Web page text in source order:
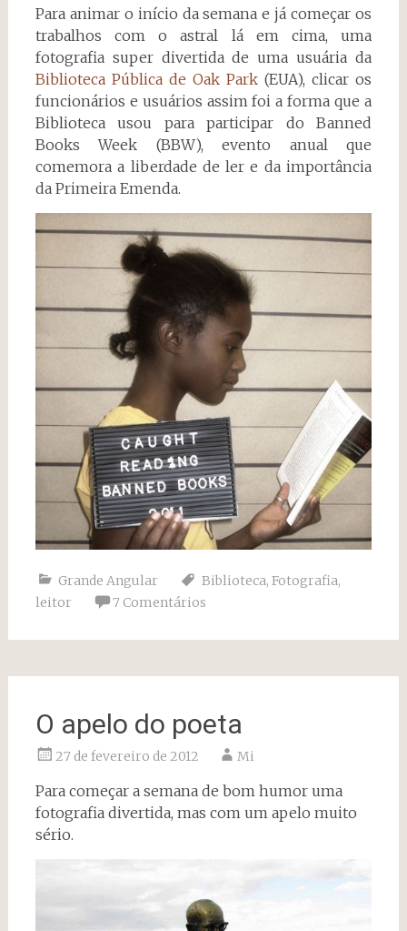
Para animar o início da semana e já começar os
trabalhos com o astral lá em cima, uma
fotografia super divertida de uma usuária da
Biblioteca Pública de Oak Park (EUA), clicar os
funcionários e usuários assim foi a forma que a
Biblioteca usou para participar do Banned
Books Week (BBW), evento anual que
comemora a liberdade de ler e da importância
da Primeira Emenda.
Grande Angular Biblioteca, Fotografia,
leitor
7 Comentários
O apelo do poeta
27 de fevereiro de 2012 Mi
Para começar a semana de bom humor uma
fotografia divertida, mas com um apelo muito
sério.